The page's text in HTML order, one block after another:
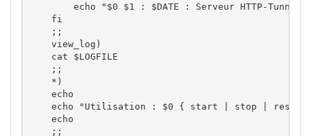
echo
"$0 $1 : $DATE : Serveur HTTP-
fi
;;
    view_log
)
cat
$LOGFILE
;;
* )
echo
echo
"Utilisation : $0 { start | stop |
echo
;;